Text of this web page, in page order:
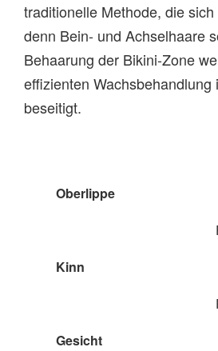
traditionelle Methode, die
denn Bein- und Achselhaare
Behaarung der Bikini-Zone
effizienten Wachsbehandlung
beseitigt.
Oberlippe
Kinn
Gesicht